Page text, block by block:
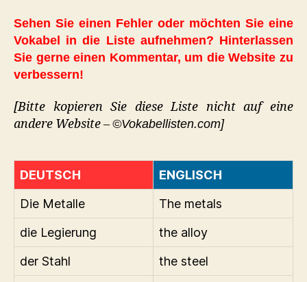
Sehen Sie einen Fehler oder möchten Sie eine
Vokabel in die Liste aufnehmen? Hinterlassen
Sie gerne einen Kommentar, um die Website zu
verbessern!
[Bitte kopieren Sie diese Liste nicht auf eine
andere Website – ©Vokabellisten.com]
DEUTSCH
ENGLISCH
Die Metalle
The metals
die Legierung
the alloy
der Stahl
the steel